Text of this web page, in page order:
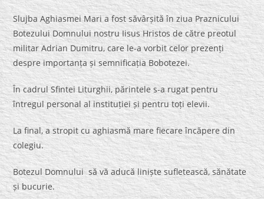
Slujba Aghiasmei Mari a fost săvârșită în ziua Praznicului
Botezului Domnului nostru Iisus Hristos de către preotul
militar Adrian Dumitru, care le-a vorbit celor prezenți
despre importanța și semnificația Bobotezei.
În cadrul Sfintei Liturghii, părintele s-a rugat pentru
întregul personal al instituției și pentru toți elevii.
La final, a stropit cu aghiasmă mare fiecare încăpere din
colegiu.
Botezul Domnului să vă aducă liniște sufletească, sănătate
și bucurie.